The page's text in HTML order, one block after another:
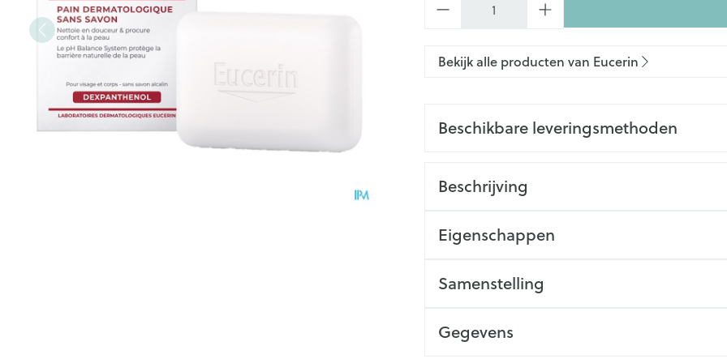
Bekijk alle producten van Eucerin
Beschikbare leveringsmethoden
Beschrijving
Eigenschappen
Samenstelling
Gegevens